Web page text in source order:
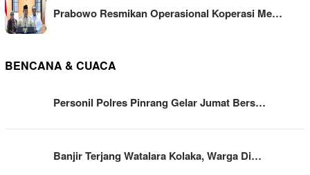
Prabowo Resmikan Operasional Koperasi Me…
BENCANA & CUACA
Personil Polres Pinrang Gelar Jumat Bers…
Banjir Terjang Watalara Kolaka, Warga Di…